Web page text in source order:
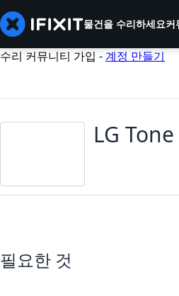
물건을 수리하세요커
수리 커뮤니티 가입 -계정 만들기
LG
필요한 것